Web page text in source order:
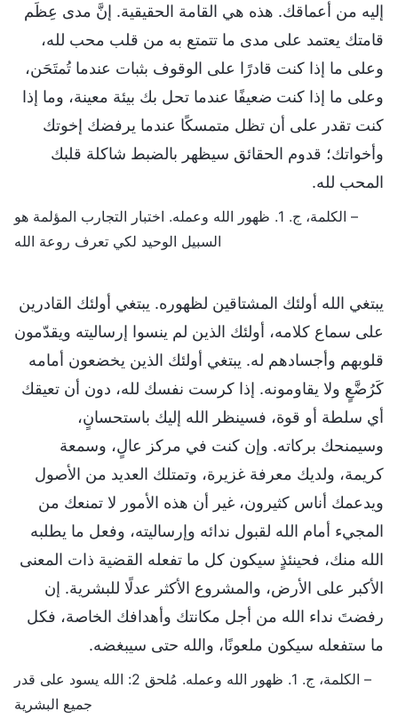
إليه من أعماقك. هذه هي القامة الحقيقية. إنَّ مدى عِظَم
قامتك يعتمد على مدى ما تتمتع به من قلب محب لله،
وعلى ما إذا كنت قادرًا على الوقوف بثبات عندما تُمتَحَن،
وعلى ما إذا كنت ضعيفًا عندما تحل بك بيئة معينة، وما إذا
كنت تقدر على أن تظل متمسكًا عندما يرفضك إخوتك
وأخواتك؛ قدوم الحقائق سيظهر بالضبط شاكلة قلبك
المحب لله.
– الكلمة، ج. 1. ظهور الله وعمله. اختبار التجارب المؤلمة هو
السبيل الوحيد لكي تعرف روعة الله
يبتغي الله أولئك المشتاقين لظهوره. يبتغي أولئك القادرين
على سماع كلامه، أولئك الذين لم ينسوا إرساليته ويقدّمون
قلوبهم وأجسادهم له. يبتغي أولئك الذين يخضعون أمامه
كَرُضَّعٍ ولا يقاومونه. إذا كرست نفسك لله، دون أن تعيقك
أي سلطة أو قوة، فسينظر الله إليك باستحسانٍ،
وسيمنحك بركاته. وإن كنت في مركز عالٍ، وسمعة
كريمة، ولديك معرفة غزيرة، وتمتلك العديد من الأصول
ويدعمك أناس كثيرون، غير أن هذه الأمور لا تمنعك من
المجيء أمام الله لقبول ندائه وإرساليته، وفعل ما يطلبه
الله منك، فحينئذٍ سيكون كل ما تفعله القضية ذات المعنى
الأكبر على الأرض، والمشروع الأكثر عدلًا للبشرية. إن
رفضتَ نداء الله من أجل مكانتك وأهدافك الخاصة، فكل
ما ستفعله سيكون ملعونًا، والله حتى سيبغضه.
– الكلمة، ج. 1. ظهور الله وعمله. مُلحق 2: الله يسود على قدر
جميع البشرية